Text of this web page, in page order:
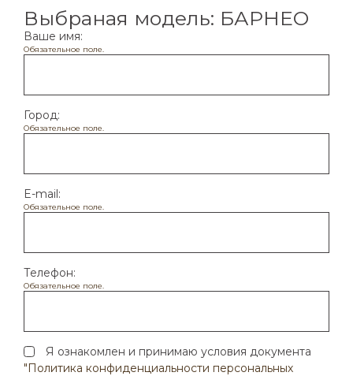
Выбраная модель: БАРНЕО
Ваше имя:
Обязательное поле.
Город:
Обязательное поле.
E-mail:
Обязательное поле.
Телефон:
Обязательное поле.
Я ознакомлен и принимаю условия документа
"Политика конфиденциальности персональных
Ваше имя*
Номер телефона*
Город
Написать в Max